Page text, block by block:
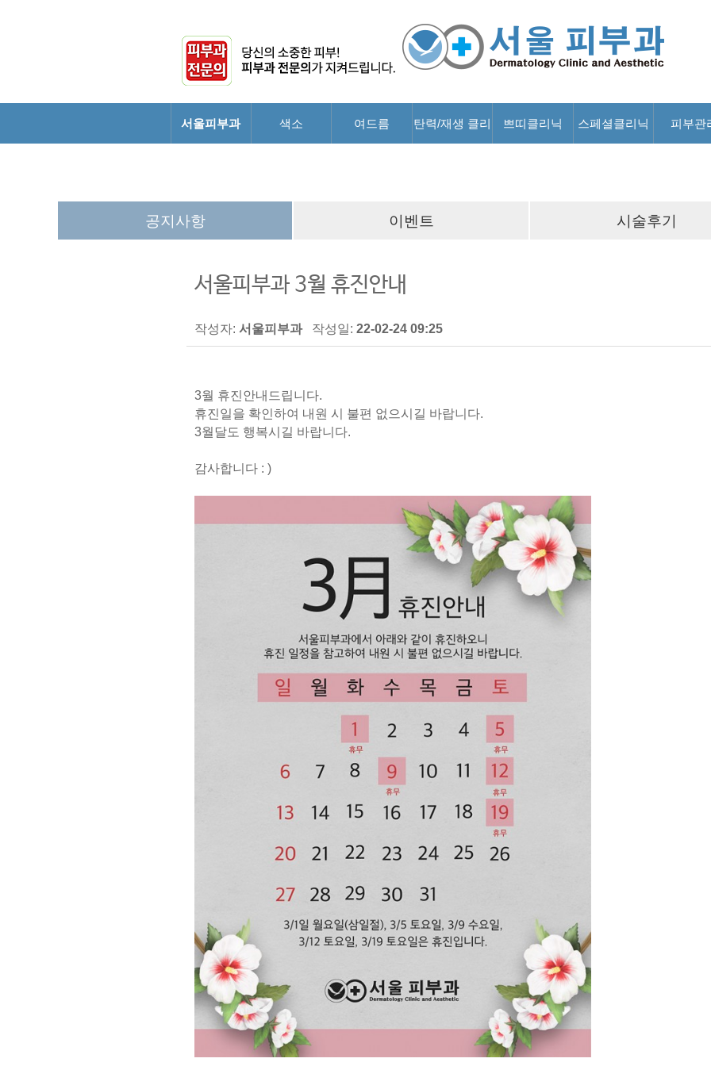
서울피부과 색소 여드름 탄력/재생 클리 쁘띠클리닉 스페셜클리닉 피부관
공지사항 이벤트 시술후기
서울피부과 3월 휴진안내
작성자:서울피부과 작성일:22-02-24 09:25
3월 휴진안내드립니다.
휴진일을 확인하여 내원 시 불편 없으시길 바랍니다.
3월달도 행복시길 바랍니다.
감사합니다 : )